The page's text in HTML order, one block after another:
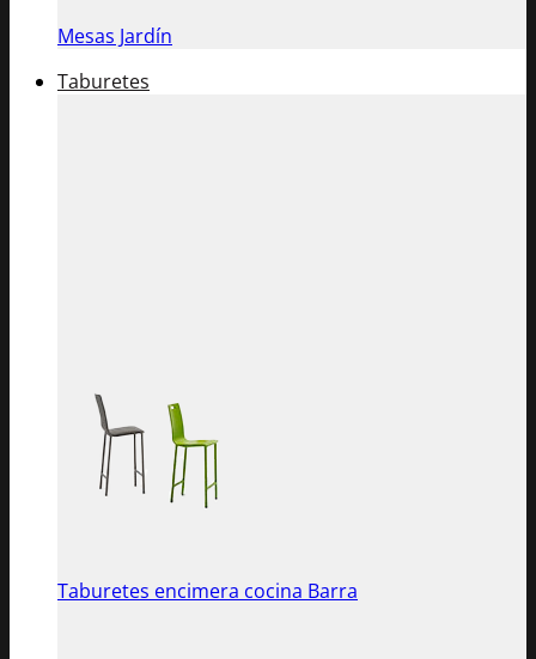
Mesas Jardín
Taburetes
Taburetes encimera cocina Barra